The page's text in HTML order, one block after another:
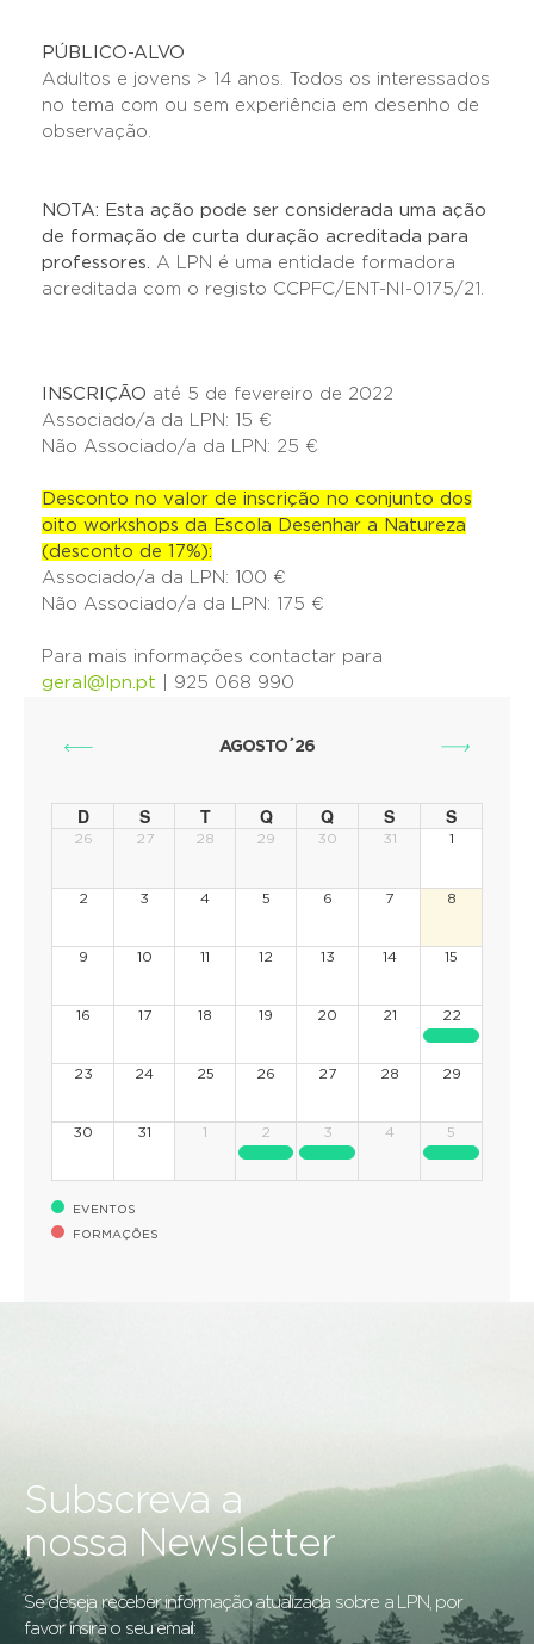
PÚBLICO-ALVO
Adultos e jovens > 14 anos. Todos os interessados
no tema com ou sem experiência em desenho de
observação.
NOTA: Esta ação pode ser considerada uma ação
de formação de curta duração acreditada para
professores. A LPN é uma entidade formadora
acreditada com o registo CCPFC/ENT-NI-0175/21.
INSCRIÇÃO até 5 de fevereiro de 2022
Associado/a da LPN: 15 €
Não Associado/a da LPN: 25 €
Desconto no valor de inscrição no conjunto dos
oito workshops da Escola Desenhar a Natureza
(desconto de 17%):
Associado/a da LPN: 100 €
Não Associado/a da LPN: 175 €
Para mais informações contactar para
geral@lpn.pt | 925 068 990
AGOSTO´26
D S T Q Q S S
26 27 28 29 30 31 1
2 3 4 5 6 7 8
9 10 11 12 13 14 15
16 17 18 19 20 21 22
23 24 25 26 27 28 29
30 31 1 2 3 4 5
EVENTOS
FORMAÇÕES
Subscreva a
nossa Newsletter
Se deseja receber informação atualizada sobre a LPN, por
favor insira o seu email: